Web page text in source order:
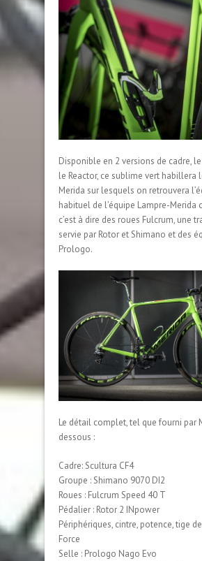
Disponible en 2 versions de cadre,
le Reactor, ce sublime vert habillera
Merida sur lesquels on retrouvera
habituel de l’équipe Lampre-Merida
c’est à dire des roues Fulcrum, une
servie par Rotor et Shimano et des
Prologo.
Le détail complet, tel que fourni par
dessous :
Cadre: Scultura CF4
Groupe : Shimano 9070 DI2
Roues : Fulcrum Speed 40 T
Pédalier : Rotor 2 INpower
Périphériques, cintre, potence, tige
Force
Selle : Prologo Nago Evo